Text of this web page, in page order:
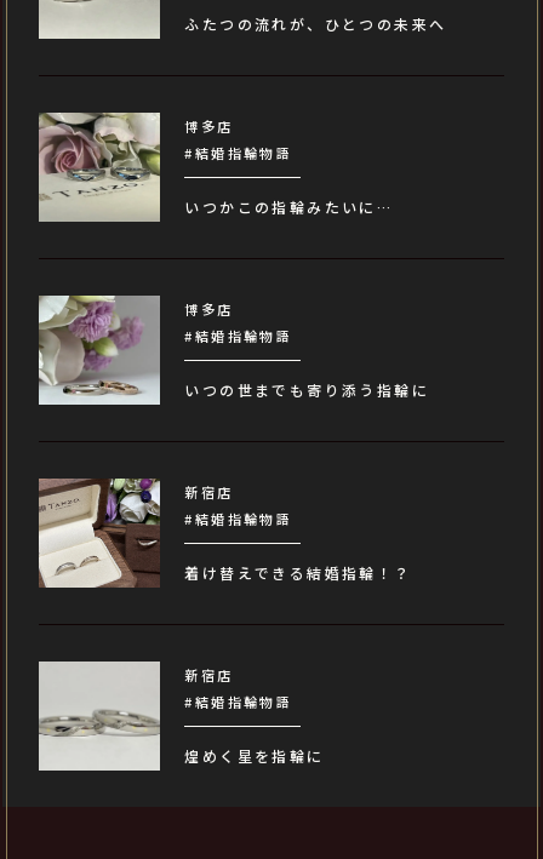
ふたつの流れが、ひとつの未来へ
博多店
#結婚指輪物語
いつかこの指輪みたいに…
博多店
#結婚指輪物語
いつの世までも寄り添う指輪に
新宿店
#結婚指輪物語
着け替えできる結婚指輪！？
新宿店
#結婚指輪物語
煌めく星を指輪に